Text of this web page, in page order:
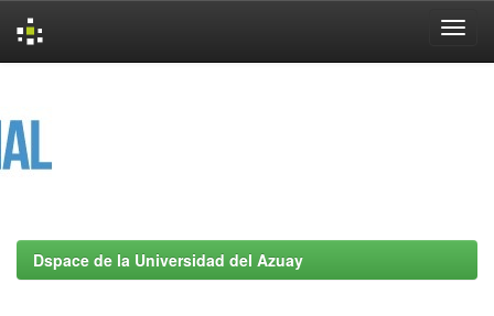
Dspace de la Universidad del Azuay